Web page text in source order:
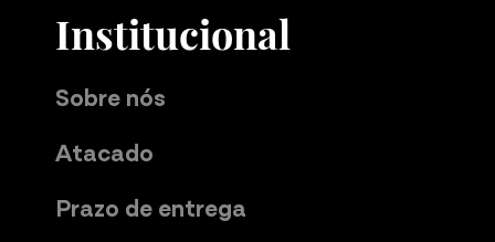
Institucional
Sobre nós
Atacado
Prazo de entrega